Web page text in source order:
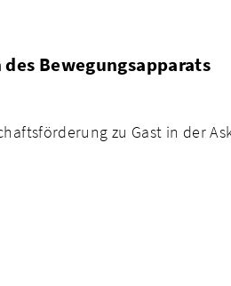
Bewegungsapparats
zu Gast in der